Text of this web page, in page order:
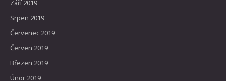
Září 2019
Srpen 2019
Červenec 2019
Červen 2019
Březen 2019
Únor 2019